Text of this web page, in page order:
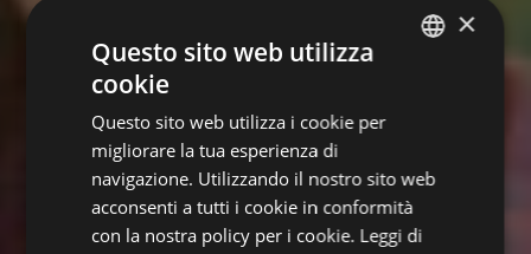
ENGLISH
×
Questo sito web utilizza
cookie
Questo sito web utilizza i cookie per
migliorare la tua esperienza di
navigazione. Utilizzando il nostro sito web
acconsenti a tutti i cookie in conformità
con la nostra policy per i cookie. Leggi di